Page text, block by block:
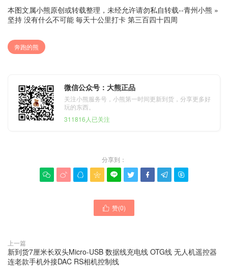
本图文属小熊原创或转载整理，未经允许请勿私自转载--青州小熊 »
坚持 没有什么不可能 毎天十公里打卡 第三百四十四周
奔跑的熊
微信公众号：大熊正品
关注小熊服务号，小熊第一时间更新到货，分享更多好
玩的东西。
311816人已关注
分享到：
        
 赞(0)
上一篇
新到货7厘米长双头Micro-USB 数据线充电线 OTG线 无人机遥控器
连老款手机外接DAC RS相机控制线